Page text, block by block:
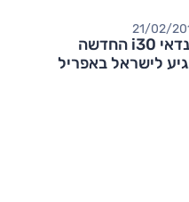
21/02/
יונדאי i30 החדשה
לישראל באפריל